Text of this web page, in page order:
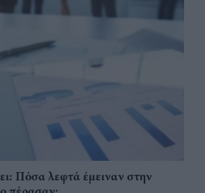
Πόσα λεφτά έμειναν στην